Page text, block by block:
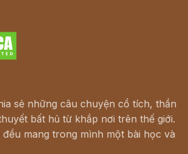
sẻ những câu chuyện cổ tích, thần
bất hủ từ khắp nơi trên thế giới.
mang trong mình một bài học và